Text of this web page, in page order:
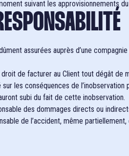
suivant les approvisionnements
assurées auprès d’une
de facturer au Client tout dégât de
les conséquences de
subi du fait de cette inobservation.
des dommages directs ou
de l’accident, même